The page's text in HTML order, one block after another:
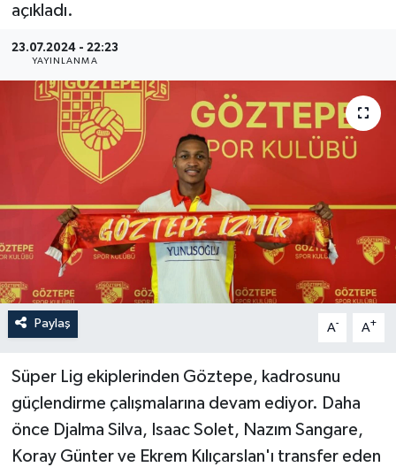
açıkladı.
23.07.2024 - 22:23
YAYINLANMA
Paylaş A- A+
Süper Lig ekiplerinden Göztepe, kadrosunu
güçlendirme çalışmalarına devam ediyor. Daha
önce Djalma Silva, Isaac Solet, Nazım Sangare,
Koray Günter ve Ekrem Kılıçarslan'ı transfer eden
SPOR
YAŞAM